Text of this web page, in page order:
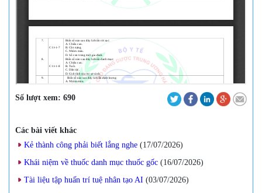
Số lượt xem: 690
Các bài viết khác
Kẻ thành công phải biết lắng nghe (17/07/2026)
Khái niệm về thuốc danh mục thuốc gốc (16/07/2026)
Tài liệu tập huấn trí tuệ nhân tạo AI (03/07/2026)